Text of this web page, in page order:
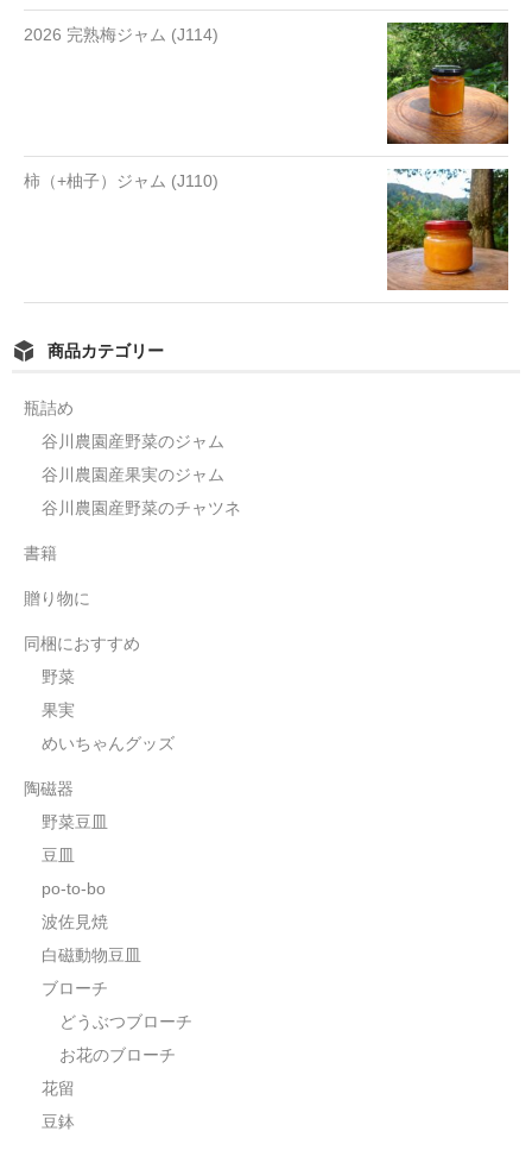
2026 完熟梅ジャム (J114)
柿（+柚子）ジャム (J110)
商品カテゴリー
瓶詰め
谷川農園産野菜のジャム
谷川農園産果実のジャム
谷川農園産野菜のチャツネ
書籍
贈り物に
同梱におすすめ
野菜
果実
めいちゃんグッズ
陶磁器
野菜豆皿
豆皿
po-to-bo
波佐見焼
白磁動物豆皿
ブローチ
どうぶつブローチ
お花のブローチ
花留
豆鉢